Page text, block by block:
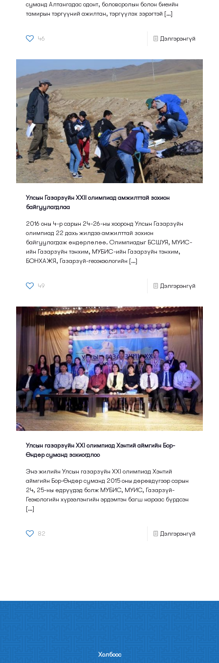
суманд Алтангадас одонт, боловсролын болон биеийн
тамирын тэргүүний ажилтан, тэргүүлэх зэрэгтэй […]
46 Дэлгэрэнгүй
Улсын Газарзүйн XXII олимпиад амжилттай зохион
байгуулагдлаа
2016 оны 4-р сарын 24-26-ны хооронд Улсын Газарзүйн
олимпиад 22 дахь жилдээ амжилттай зохион
байгуулагдаж өндөрлөлөө. Олимпиадыг БСШУЯ, МУИС-
ийн Газарзүйн тэнхим, МУБИС-ийн Газарзүйн тэнхим,
БОНХАЖЯ, Газарзүй-геоэкэологийн […]
49 Дэлгэрэнгүй
Улсын газарзүйн XXI олимпиад Хэнтий аймгийн Бор-
Өндөр суманд зохиогдлоо
Энэ жилийн Улсын газарзүйн XXI олимпиад Хэнтий
аймгийн Бор-Өндөр суманд 2015 оны дөрөвдүгээр сарын
24, 25-ны өдрүүдэд болж МУБИС, МУИС, Газарзүй-
Геэкологийн хүрээлэнгийн эрдэмтэн багш нараас бүрдсэн
[…]
82 Дэлгэрэнгүй
Холбооc